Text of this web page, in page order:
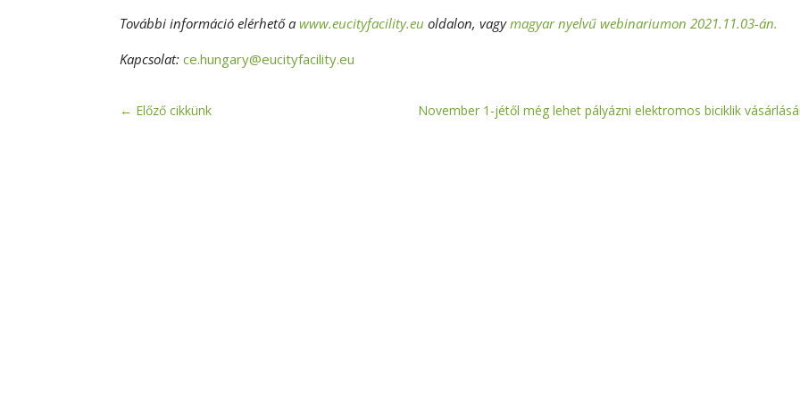
További információ elérhető awww.eucityfacility.eu oldalon, vagymagyar nyelvű webinariumon 2021.11.03-án.
Kapcsolat:ce.hungary@eucityfacility.eu
← Előző cikkünk November 1-jétől még lehet pályázni elektromos biciklik